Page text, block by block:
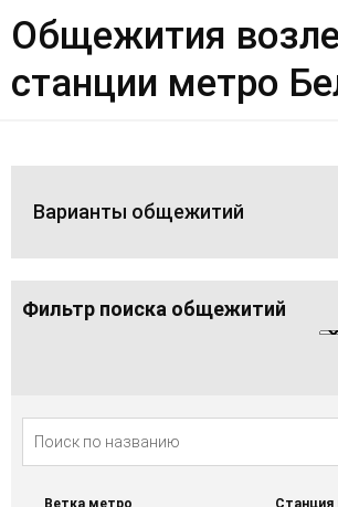
Общежития
станции метро
Варианты общежитий
Фильтр поиска общежитий
Ветка метро Станция